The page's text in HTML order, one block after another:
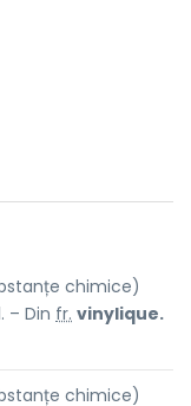
chimice)
– Din fr. vinylique.
chimice)